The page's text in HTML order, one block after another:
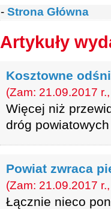
- Strona Główna
Artykuły
Kosztowne
(Zam: 21.09.2017
Więcej niż
dróg
Powiat zwraca
(Zam: 21.09.2017
Łącznie nieco